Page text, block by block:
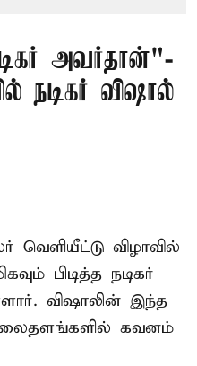
அவர்தான்"-
நடிகர் விஷால்
வெளியீட்டு விழாவில்
பிடித்த நடிகர்
விஷாலின் இந்த
கவனம்